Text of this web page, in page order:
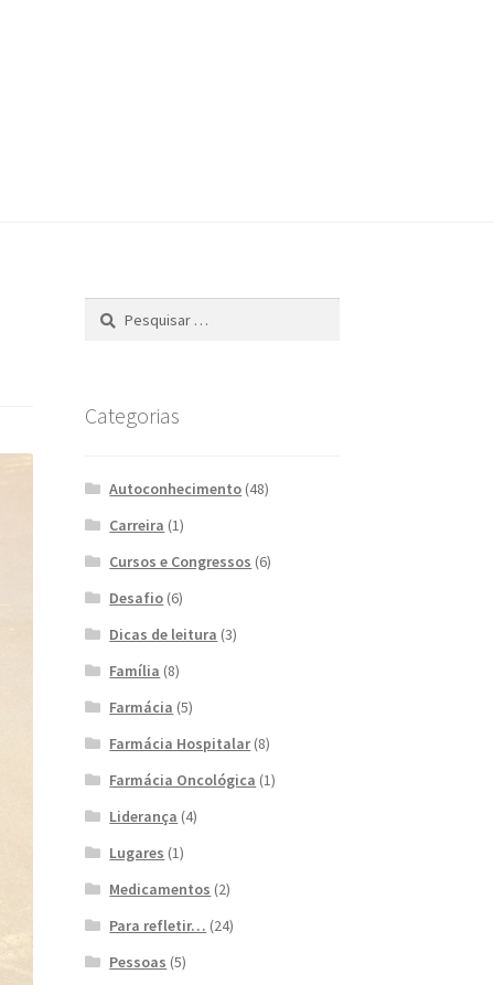
Pesquisar
Categorias
Autoconhecimento (48)
Carreira (1)
Cursos e Congressos (6)
Desafio (6)
Dicas de leitura (3)
Família (8)
Farmácia (5)
Farmácia Hospitalar(8)
Farmácia Oncológica (1)
Liderança (4)
Lugares (1)
Medicamentos (2)
Para refletir… (24)
Pessoas (5)